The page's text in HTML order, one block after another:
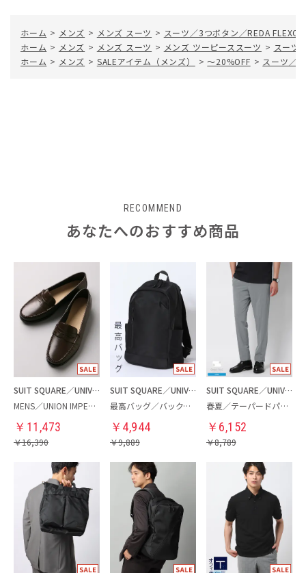
ホーム > メンズ > メンズ スーツ > スーツ／3つボタン／REDA FLEXO
ホーム > メンズ > メンズ スーツ > メンズ ツーピーススーツ > スーツ
ホーム > メンズ > SALEアイテム（メンズ） > ～20%OFF > スーツ／3
RECOMMEND
あなたへのおすすめ商品
SUIT SQUARE／UNIVERSAL LANGUAGE
MENS／UNION IMPERIAL監修／コインローファー
￥ 11,473
￥16,390
SUIT SQUARE／UNIVERSAL LANGUAGE
最高バッグ／バックパック
￥ 4,944
￥9,889
SUIT SQUARE／UNIVERSAL LANGUAGE
春夏／テーパードパンツ
￥ 6,152
￥8,789